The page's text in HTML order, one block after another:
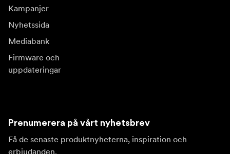
Kampanjer
Nyhetssida
Mediabank
Firmware och
uppdateringar
Prenumerera på vårt nyhetsbrev
Få de senaste produktnyheterna, inspiration och
erbjudanden.